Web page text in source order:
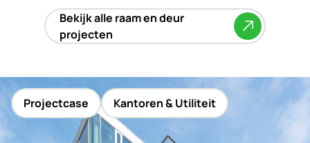
Bekijk alle raam en deur
projecten
Projectcase Kantoren & Utiliteit